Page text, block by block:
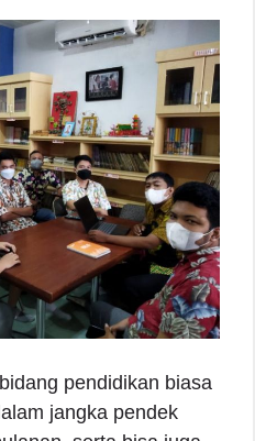
pendidikan biasa
jangka pendek